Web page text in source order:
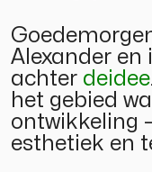
Alexander en
achter deidee
het gebied
ontwikkeling
esthetiek en